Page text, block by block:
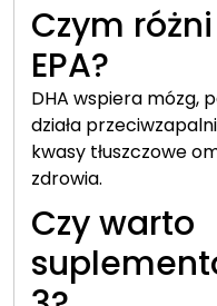
Czym
EPA?
DHA wspiera mózg,
działa
kwasy tłuszczowe
zdrowia.
Czy warto